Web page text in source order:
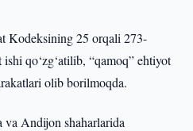
Kodeksining 25 orqali 273-
qo‘zg‘atilib, “qamoq” ehtiyot
olib borilmoqda.
va Andijon shaharlarida